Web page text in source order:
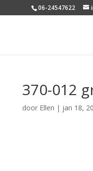
06-24547622
370-012
door Ellen | jan 18,